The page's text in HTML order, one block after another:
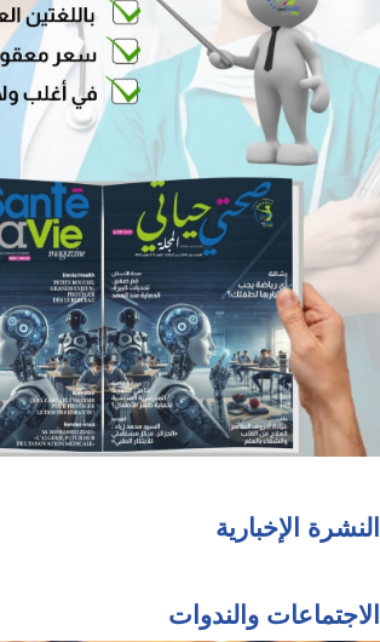
النشرة الإخبارية
الاجتماعات والندوات